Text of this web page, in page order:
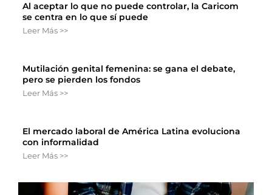
Al aceptar lo que no puede controlar, la Caricom
se centra en lo que sí puede
Leer Más >>
Mutilación genital femenina: se gana el debate,
pero se pierden los fondos
Leer Más >>
El mercado laboral de América Latina evoluciona
con informalidad
Leer Más >>